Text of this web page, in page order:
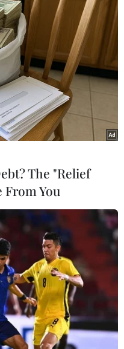
chương trình
đã chính thức
liệu điện thoại quy
trình tập trung
nước.
The "Relief
You